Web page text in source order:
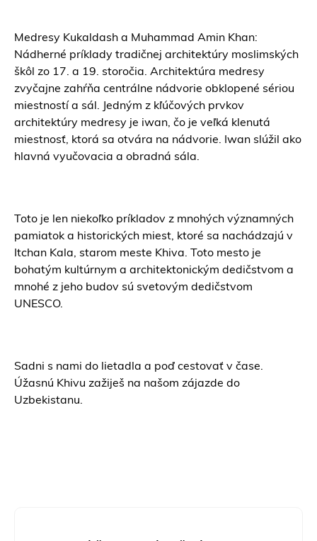
Medresy Kukaldash a Muhammad Amin Khan:
Nádherné príklady tradičnej architektúry moslimských
škôl zo 17. a 19. storočia. Architektúra medresy
zvyčajne zahŕňa centrálne nádvorie obklopené sériou
miestností a sál. Jedným z kľúčových prvkov
architektúry medresy je iwan, čo je veľká klenutá
miestnosť, ktorá sa otvára na nádvorie. Iwan slúžil ako
hlavná vyučovacia a obradná sála.
Toto je len niekoľko príkladov z mnohých významných
pamiatok a historických miest, ktoré sa nachádzajú v
Itchan Kala, starom meste Khiva. Toto mesto je
bohatým kultúrnym a architektonickým dedičstvom a
mnohé z jeho budov sú svetovým dedičstvom
UNESCO.
Sadni s nami do lietadla a poď cestovať v čase.
Úžasnú Khivu zažiješ na našom zájazde do
Uzbekistanu.